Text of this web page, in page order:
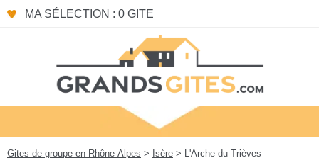
MA SÉLECTION : 0 GITE
Gites de groupe en Rhône-Alpes > Isère > L'Arche du Trièves
Panneau de gestion des cookies